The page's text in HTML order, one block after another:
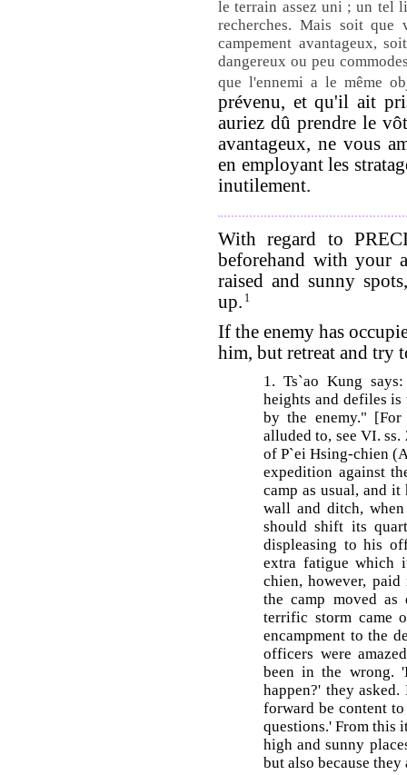
le terrain assez uni ; un tel
recherches. Mais soit que
campement avantageux,
dangereux ou peu
que l'ennemi a le même
prévenu, et qu'il ait
auriez dû prendre le
avantageux, ne vous
en employant les
inutilement.
With regard to
beforehand with your
raised and sunny
up. 1
If the enemy has
him, but retreat and try
1. Ts`ao Kung
heights and defiles
by the enemy."
alluded to, see VI.
of P`ei Hsing-chien
expedition against
camp as usual, and
wall and ditch,
should shift its
displeasing to his
extra fatigue which
chien, however,
the camp moved
terrific storm came
encampment to the
officers were
been in the wrong.
happen?' they
forward be content
questions.' From this
high and sunny
but also because